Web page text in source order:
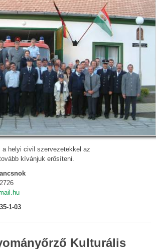
a helyi civil szervezetekkel az
kívánjuk erősíteni.
1-03
Kulturális